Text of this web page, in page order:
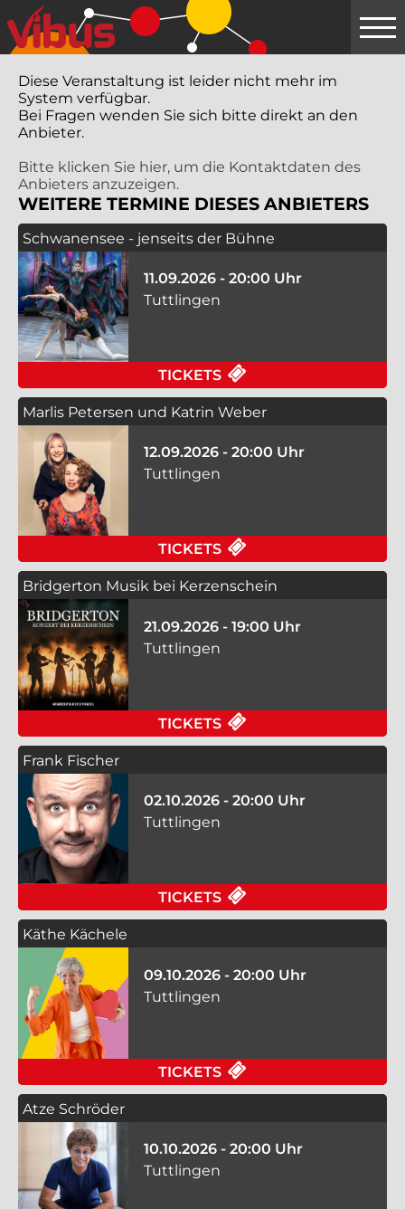
Springe
zum
Hauptinhalt
Diese Veranstaltung ist leider nicht mehr im
System verfügbar.
Bei Fragen wenden Sie sich bitte direkt an den
Anbieter.
Bitte klicken Sie hier, um die Kontaktdaten des
Anbieters anzuzeigen.
WEITERE TERMINE DIESES ANBIETERS
Schwanensee - jenseits der Bühne
11.09.2026 - 20:00 Uhr
Tuttlingen
TICKETS
Marlis Petersen und Katrin Weber
12.09.2026 - 20:00 Uhr
Tuttlingen
TICKETS
Bridgerton Musik bei Kerzenschein
21.09.2026 - 19:00 Uhr
Tuttlingen
TICKETS
Frank Fischer
02.10.2026 - 20:00 Uhr
Tuttlingen
TICKETS
Käthe Kächele
09.10.2026 - 20:00 Uhr
Tuttlingen
TICKETS
Atze Schröder
10.10.2026 - 20:00 Uhr
Tuttlingen